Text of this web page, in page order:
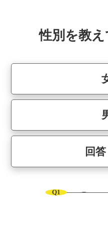
性別を教え
回
Q1